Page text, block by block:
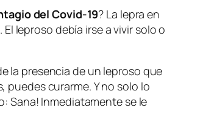
del Covid-19? La lepra en
leproso debía irse a vivir solo o
la presencia de un leproso que
puedes curarme. Y no solo lo
Sana! Inmediatamente se le